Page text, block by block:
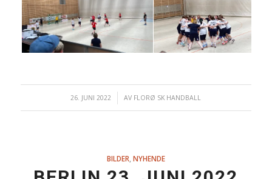
26. JUNI 2022
/ AV FLORØ SK HANDBALL
BILDER NYHENDE